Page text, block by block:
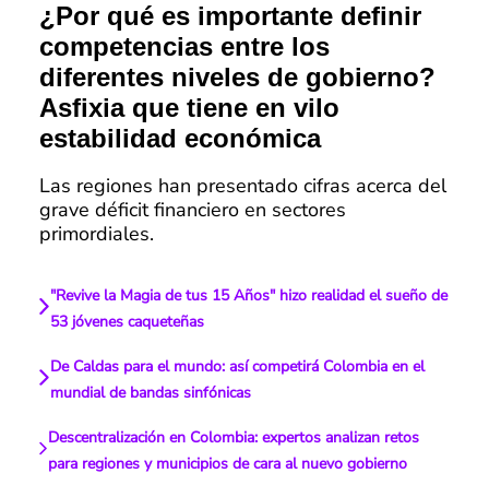
¿Por qué es importante definir
competencias entre los
diferentes niveles de gobierno?
Asfixia que tiene en vilo
estabilidad económica
Las regiones han presentado cifras acerca del
grave déficit financiero en sectores
primordiales.
"Revive la Magia de tus 15 Años" hizo realidad el sueño de
53 jóvenes caqueteñas
De Caldas para el mundo: así competirá Colombia en el
mundial de bandas sinfónicas
Descentralización en Colombia: expertos analizan retos
para regiones y municipios de cara al nuevo gobierno